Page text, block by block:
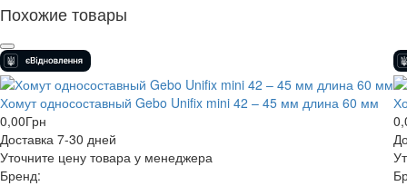
Похожие товары
Хомут односоставный Gebo Unifix mini 42 – 45 мм длина 60 мм
0,00Грн
Доставка 7-30 дней
Уточните цену товара у менеджера
Бренд: